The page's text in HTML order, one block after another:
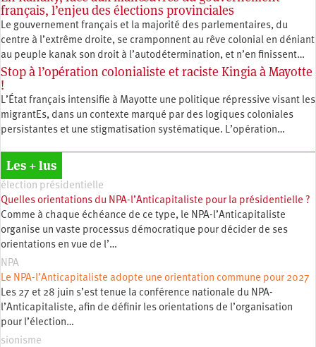
français, l’enjeu des élections provinciales
Le gouvernement français et la majorité des parlementaires, du
centre à l’extrême droite, se cramponnent au rêve colonial en déniant
au peuple kanak son droit à l’autodétermination, et n’en finissent…
Stop à l’opération colonialiste et raciste Kingia à Mayotte
!
L’État français intensifie à Mayotte une politique répressive visant les
migrantEs, dans un contexte marqué par des logiques coloniales
persistantes et une stigmatisation systématique. L’opération…
Les + lus
élection présidentielle
Quelles orientations du NPA-l’Anticapitaliste pour la présidentielle ?
Comme à chaque échéance de ce type, le NPA-l’Anticapitaliste
organise un vaste processus démocratique pour décider de ses
orientations en vue de l’…
NPA
Le NPA-l’Anticapitaliste adopte une orientation commune pour 2027
Les 27 et 28 juin s’est tenue la conférence nationale du NPA-
l’Anticapitaliste, afin de définir les orientations de l’organisation
pour l’élection…
sionisme